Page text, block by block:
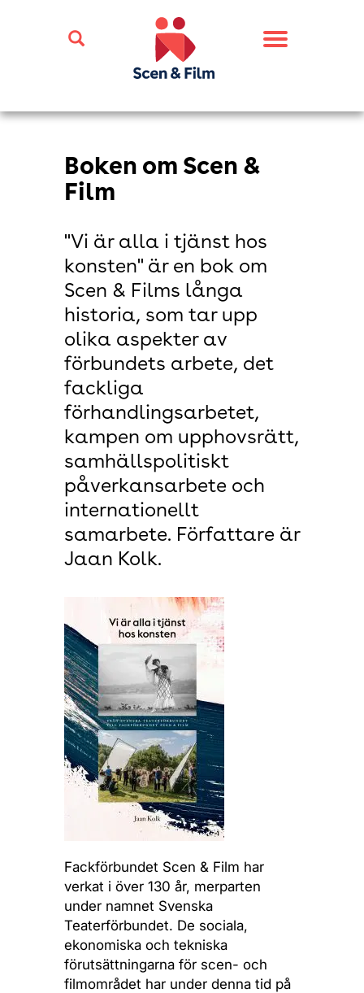
Toggle
Boken om Scen &
Film
"Vi är alla i tjänst hos
konsten" är en bok om
Scen & Films långa
historia, som tar upp
olika aspekter av
förbundets arbete, det
fackliga
förhandlingsarbetet,
kampen om upphovsrätt,
samhällspolitiskt
påverkansarbete och
internationellt
samarbete. Författare är
Jaan Kolk.
Fackförbundet Scen & Film har
verkat i över 130 år, merparten
under namnet Svenska
Teaterförbundet. De sociala,
ekonomiska och tekniska
förutsättningarna för scen- och
filmområdet har under denna tid på